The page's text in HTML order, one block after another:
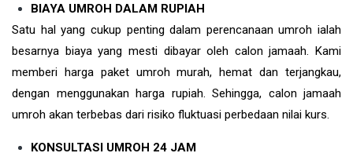
BIAYA UMROH DALAM RUPIAH
Satu hal yang cukup penting dalam perencanaan umroh ialah
besarnya biaya yang mesti dibayar oleh calon jamaah. Kami
memberi harga paket umroh murah, hemat dan terjangkau,
dengan menggunakan harga rupiah. Sehingga, calon jamaah
umroh akan terbebas dari risiko fluktuasi perbedaan nilai kurs.
KONSULTASI UMROH 24 JAM